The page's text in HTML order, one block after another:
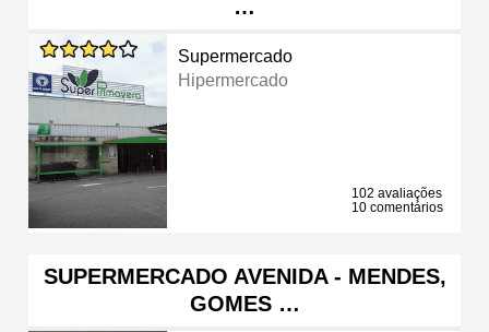
…
Supermercado
Hipermercado
102 avaliações
10 comentários
SUPERMERCADO AVENIDA - MENDES,
GOMES …